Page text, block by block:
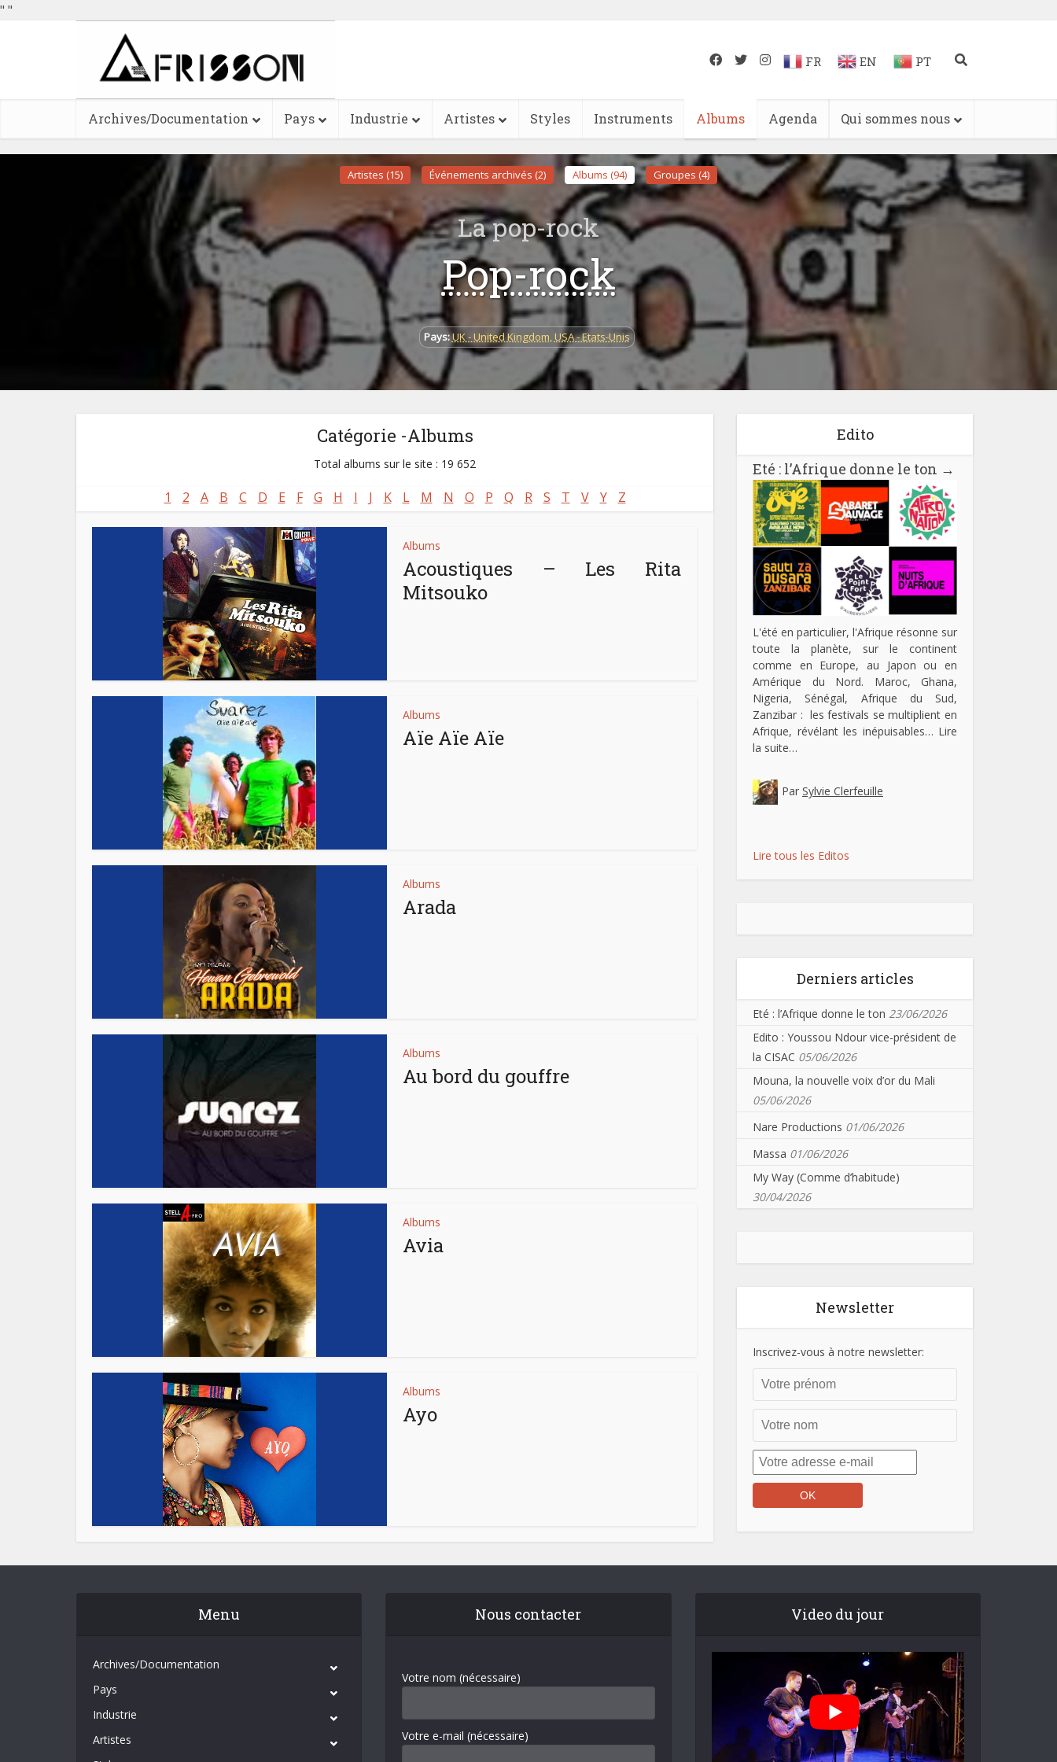
" "
FR EN PT
Archives/Documentation Pays Industrie Artistes Styles Instruments Albums Agenda Qui sommes nous
Artistes (15) Événements archivés (2) Albums (94) Groupes (4)
La pop-rock
Pop-rock
Pays:UK - United Kingdom,USA - Etats-Unis
Catégorie -Albums
Total albums sur le site : 19 652
1 2 A B C D E F G H I J K L M N O P Q R S T V Y Z
Albums
Acoustiques – Les Rita
Mitsouko
Albums
Aïe Aïe Aïe
Albums
Arada
Albums
Au bord du gouffre
Albums
Avia
Albums
Ayo
Edito
Eté : l’Afrique donne le ton →
L'été en particulier, l'Afrique résonne sur
toute la planète, sur le continent
comme en Europe, au Japon ou en
Amérique du Nord. Maroc, Ghana,
Nigeria, Sénégal, Afrique du Sud,
Zanzibar : les festivals se multiplient en
Afrique, révélant les inépuisables… Lire
la suite…
Par Sylvie Clerfeuille
Lire tous les Editos
Derniers articles
Eté : l’Afrique donne le ton 23/06/2026
Edito : Youssou Ndour vice-président de
la CISAC 05/06/2026
Mouna, la nouvelle voix d’or du Mali
05/06/2026
Nare Productions 01/06/2026
Massa 01/06/2026
My Way (Comme d’habitude)
30/04/2026
Newsletter
Inscrivez-vous à notre newsletter:
Menu
Archives/Documentation
Pays
Industrie
Artistes
Nous contacter
Votre nom (nécessaire)
Votre e-mail (nécessaire)
Video du jour